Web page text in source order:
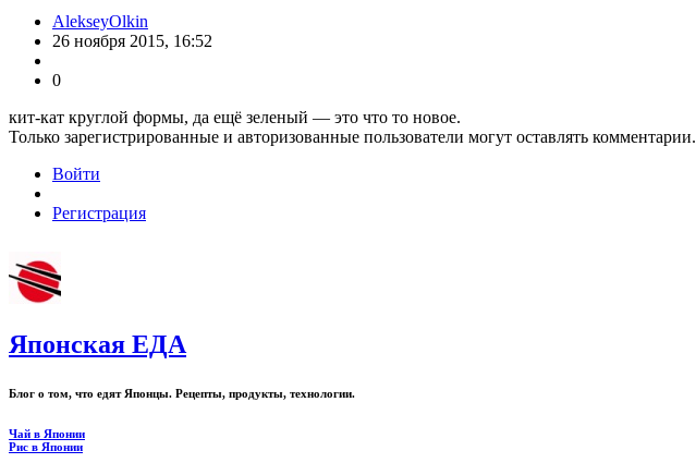
AlekseyOlkin
26 ноября 2015, 16:52
0
кит-кат круглой формы, да ещё зеленый — это что то новое.
Только зарегистрированные и авторизованные пользователи могут оставлять комментарии.
Войти
Регистрация
Японская ЕДА
Блог о том, что едят Японцы. Рецепты, продукты, технологии.
Чай в Японии
Рис в Японии